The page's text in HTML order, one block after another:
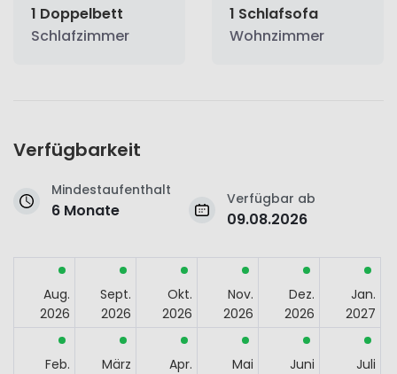
1 Doppelbett
Schlafzimmer
1 Schlafsofa
Wohnzimmer
Verfügbarkeit
Mindestaufenthalt
6 Monate
Verfügbar ab
09.08.2026
Aug.
2026
Sept.
2026
Okt.
2026
Nov.
2026
Dez.
2026
Jan.
2027
Feb.
März
Apr.
Mai
Juni
Juli